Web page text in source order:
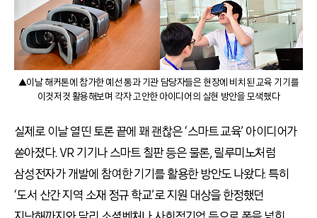
▲이날 해커톤에 참가한 예선 통과 기관 담당자들은 현장에 비치된 교육 기기를
이것저것 활용해보며 각자 고안한 아이디어의 실현 방안을 모색했다
실제로 이날 열띤 토론 끝에 꽤 괜찮은 ‘스마트 교육’ 아이디어가
쏟아졌다. VR 기기나 스마트 칠판 등은 물론, 릴루미노처럼
삼성전자가 개발에 참여한 기기를 활용한 방안도 나왔다. 특히
‘도서 산간 지역 소재 정규 학교’로 지원 대상을 한정했던